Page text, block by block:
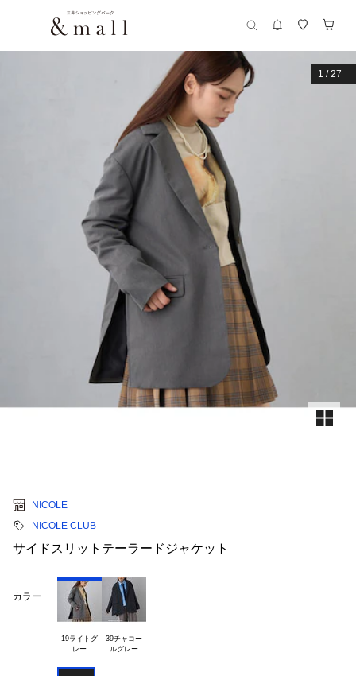
1 /27
NICOLE
NICOLE CLUB
サイドスリットテーラードジャケット
カラー
19ライトグ
39チャコー